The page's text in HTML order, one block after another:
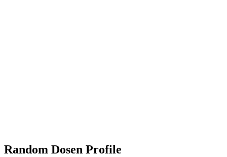
Random Dosen Profile